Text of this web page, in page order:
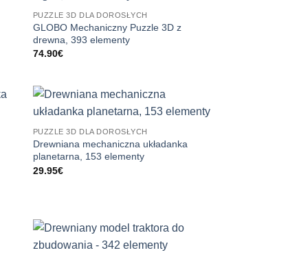
PUZZLE 3D DLA DOROSŁYCH
GLOBO Mechaniczny Puzzle 3D z
drewna, 393 elementy
74.90€
PUZZLE 3D DLA DOROSŁYCH
Drewniana mechaniczna układanka
planetarna, 153 elementy
29.95€